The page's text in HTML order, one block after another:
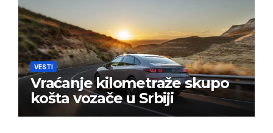
VESTI
Vraćanje kilometraže skupo
košta vozače u Srbiji